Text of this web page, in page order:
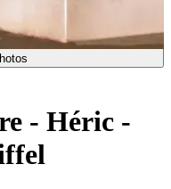
- Héric -